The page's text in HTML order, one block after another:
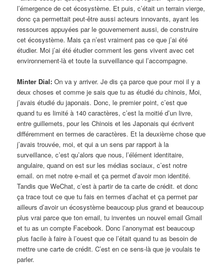
l’émergence de cet écosystème. Et puis, c’était un terrain vierge,
donc ça permettait peut-être aussi acteurs innovants, ayant les
ressources appuyées par le gouvernement aussi, de construire
cet écosystème. Mais ça n’est vraiment pas ce que j’ai été
étudier. Moi j’ai été étudier comment les gens vivent avec cet
environnement-là et toute la surveillance qui l’accompagne.
Minter Dial:On va y arriver. Je dis ça parce que pour moi il y a
deux choses et comme je sais que tu as étudié du chinois, Moi,
j’avais étudié du japonais. Donc, le premier point, c’est que
quand tu es limité à 140 caractères, c’est la moitié d’un livre,
entre guillemets, pour les Chinois et les Japonais qui écrivent
différemment en termes de caractères. Et la deuxième chose que
j’avais trouvée, moi, et qui a un sens par rapport à la
surveillance, c’est qu’alors que nous, l’élément identitaire,
angulaire, quand on est sur les médias sociaux, c’est notre
email. on met notre e-mail et ça permet d’avoir mon identité.
Tandis que WeChat, c’est à partir de ta carte de crédit. et donc
ça trace tout ce que tu fais en termes d’achat et ça permet par
ailleurs d’avoir un écosystème beaucoup plus grand et beaucoup
plus vrai parce que ton email, tu inventes un nouvel email Gmail
et tu as un compte Facebook. Donc l’anonymat est beaucoup
plus facile à faire à l’ouest que ce l’était quand tu as besoin de
mettre une carte de crédit. C’est en ce sens-là que je voulais te
parler.